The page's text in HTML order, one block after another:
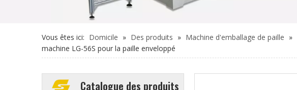
Vous êtes ici: Domicile » Des produits » Machine d'emballage de paille »
machine LG-56S pour la paille enveloppé
Catalogue des produits